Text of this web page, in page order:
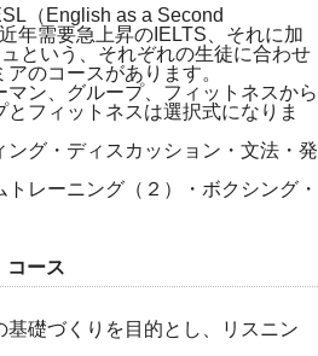
（English as a Second
年需要急上昇のIELTS、それに加
という、それぞれの生徒に合わせ
のコースがあります。
ン、グループ、フィットネスから
フィットネスは選択式になりま
ング・ディスカッション・文法・発
トレーニング（２）・ボクシング・
コース
礎づくりを目的とし、リスニン